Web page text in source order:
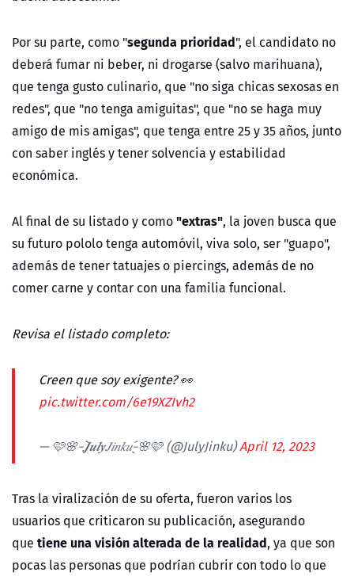
Por su parte, como "segunda prioridad", el candidato no
deberá fumar ni beber, ni drogarse (salvo marihuana),
que tenga gusto culinario, que "no siga chicas sexosas en
redes", que "no tenga amiguitas", que "no se haga muy
amigo de mis amigas", que tenga entre 25 y 35 años, junto
con saber inglés y tener solvencia y estabilidad
económica.
Al final de su listado y como"extras", la joven busca que
su futuro pololo tenga automóvil, viva solo, ser "guapo",
además de tener tatuajes o piercings, además de no
comer carne y contar con una familia funcional.
Revisa el listado completo:
Creen que soy exigente? 👀
pic.twitter.com/6e19XZIvh2
— 🩷🌸˗ˏˋ𝑱𝒖𝒍𝒚𝐽𝑖𝑛𝑘𝑢ˎˊ˗🌸🩷 (@JulyJinku)April 12, 2023
Tras la viralización de su oferta, fueron varios los
usuarios que criticaron su publicación, asegurando
que tiene una visión alterada de la realidad, ya que son
pocas las personas que podrían cubrir con todo lo que